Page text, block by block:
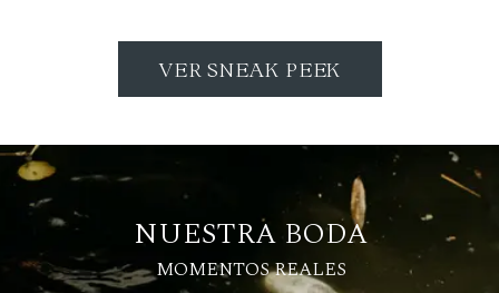
VER SNEAK PEEK
NUESTRA BODA
MOMENTOS REALES